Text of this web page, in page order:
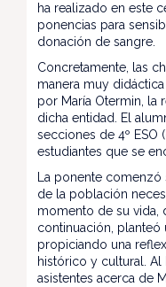
ha realizado en este
ponencias para
donación de sangre.
Concretamente, las
manera muy
por María Otermin, la
dicha entidad. El
secciones de 4º ESO
estudiantes que se
La ponente comenzó
de la población
momento de su vida,
continuación, planteó
propiciando una
histórico y cultural.
asistentes acerca de